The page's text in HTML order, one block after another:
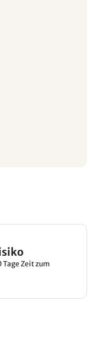
Tage Zeit zum